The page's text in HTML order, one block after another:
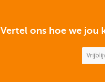
Vertel ons hoe we jou